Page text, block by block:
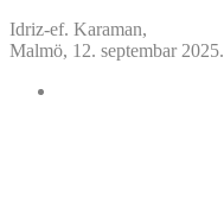
Idriz-ef. Karaman,
Malmö, 12. septembar 2025.